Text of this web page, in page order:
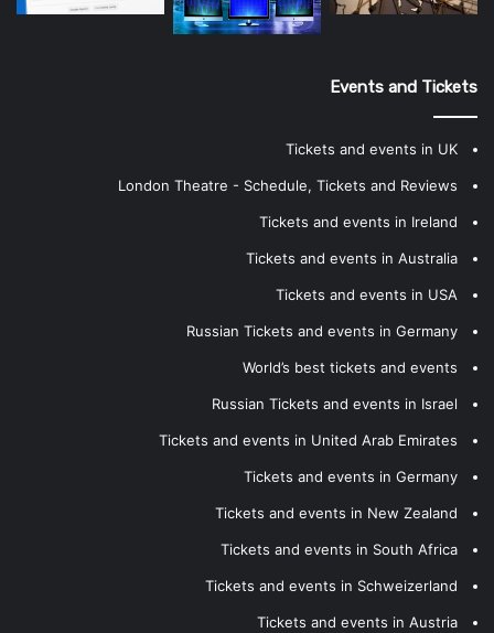
Events and Tickets
Tickets and events in UK
London Theatre - Schedule, Tickets and Reviews
Tickets and events in Ireland
Tickets and events in Australia
Tickets and events in USA
Russian Tickets and events in Germany
World’s best tickets and events
Russian Tickets and events in Israel
Tickets and events in United Arab Emirates
Tickets and events in Germany
Tickets and events in New Zealand
Tickets and events in South Africa
Tickets and events in Schweizerland
Tickets and events in Austria